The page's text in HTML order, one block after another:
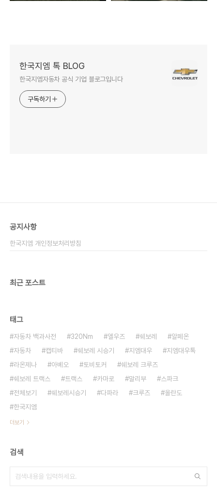
한국지엠 톡 BLOG
한국지엠자동차 공식 기업 블로그입니다
구독하기
공지사항
한국지엠 개인정보처리방침
최근 포스트
태그
자동차 백과사전 320Nm 엘우즈 쉐보레
알페온
자동차
캡티바 쉐보레 시승기 지엠대우
지엠대우톡
라온제나
아베오 토비토커
쉐보레 크루즈
쉐보레 트랙스
트랙스 카마로 말리부
스파크
전체보기
쉐보레시승기 다파라 크루즈
올란도
한국지엠
더보기
검색